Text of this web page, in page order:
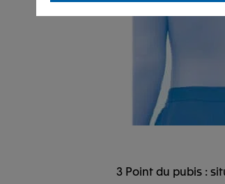
3 Point du pubis :